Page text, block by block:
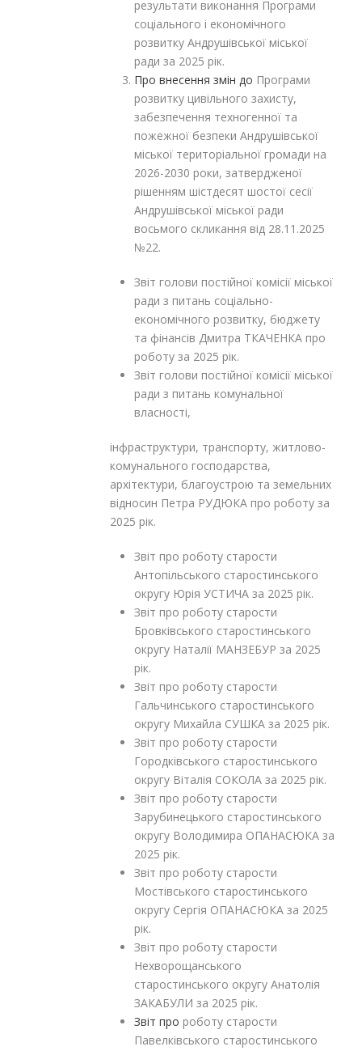
результати виконання Програми
соціального і економічного
розвитку Андрушівської міської
ради за 2025 рік.
Про внесення змін до Програми
розвитку цивільного захисту,
забезпечення техногенної та
пожежної безпеки Андрушівської
міської територіальної громади на
2026-2030 роки, затвердженої
рішенням шістдесят шостої сесії
Андрушівської міської ради
восьмого скликання від 28.11.2025
№22.
Звіт голови постійної комісії міської
ради з питань соціально-
економічного розвитку, бюджету
та фінансів Дмитра ТКАЧЕНКА про
роботу за 2025 рік.
Звіт голови постійної комісії міської
ради з питань комунальної
власності,
інфраструктури, транспорту, житлово-
комунального господарства,
архітектури, благоустрою та земельних
відносин Петра РУДЮКА про роботу за
2025 рік.
Звіт про роботу старости
Антопільського старостинського
округу Юрія УСТИЧА за 2025 рік.
Звіт про роботу старости
Бровківського старостинського
округу Наталії МАНЗЕБУР за 2025
рік.
Звіт про роботу старости
Гальчинського старостинського
округу Михайла СУШКА за 2025 рік.
Звіт про роботу старости
Городківського старостинського
округу Віталія СОКОЛА за 2025 рік.
Звіт про роботу старости
Зарубинецького старостинського
округу Володимира ОПАНАСЮКА за
2025 рік.
Звіт про роботу старости
Мостівського старостинського
округу Сергія ОПАНАСЮКА за 2025
рік.
Звіт про роботу старости
Нехворощанського
старостинського округу Анатолія
ЗАКАБУЛИ за 2025 рік.
Звіт про роботу старости
Павелківського старостинського